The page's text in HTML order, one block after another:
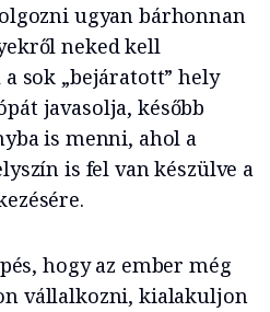
ugyan bárhonnan
neked kell
sok „bejáratott” hely
javasolja, később
is menni, ahol a
is fel van készülve a
hogy az ember még
vállalkozni, kialakuljon